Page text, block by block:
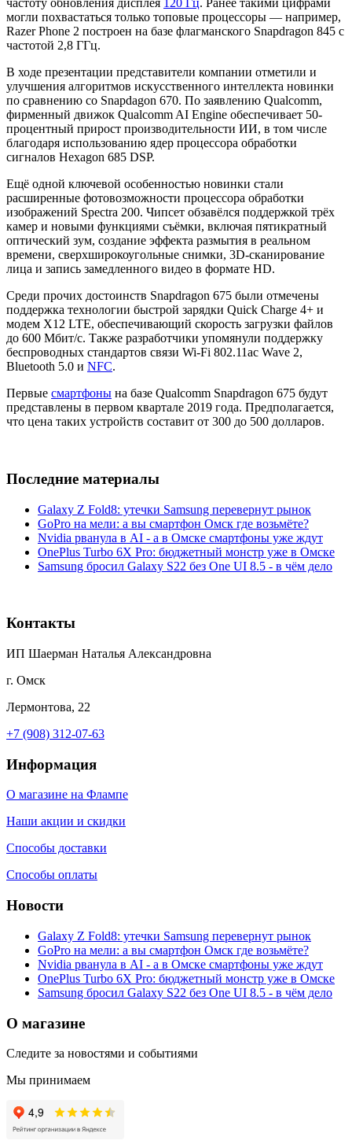
частоту обновления дисплея 120 Гц. Ранее такими цифрами
могли похвастаться только топовые процессоры — например,
Razer Phone 2 построен на базе флагманского Snapdragon 845 с
частотой 2,8 ГГц.
В ходе презентации представители компании отметили и
улучшения алгоритмов искусственного интеллекта новинки
по сравнению со Snapdagon 670. По заявлению Qualcomm,
фирменный движок Qualcomm AI Engine обеспечивает 50-
процентный прирост производительности ИИ, в том числе
благодаря использованию ядер процессора обработки
сигналов Hexagon 685 DSP.
Ещё одной ключевой особенностью новинки стали
расширенные фотовозможности процессора обработки
изображений Spectra 200. Чипсет обзавёлся поддержкой трёх
камер и новыми функциями съёмки, включая пятикратный
оптический зум, создание эффекта размытия в реальном
времени, сверхширокоугольные снимки, 3D-сканирование
лица и запись замедленного видео в формате HD.
Среди прочих достоинств Snapdragon 675 были отмечены
поддержка технологии быстрой зарядки Quick Charge 4+ и
модем X12 LTE, обеспечивающий скорость загрузки файлов
до 600 Мбит/с. Также разработчики упомянули поддержку
беспроводных стандартов связи Wi-Fi 802.11ac Wave 2,
Bluetooth 5.0 и NFC.
Первые смартфоны на базе Qualcomm Snapdragon 675 будут
представлены в первом квартале 2019 года. Предполагается,
что цена таких устройств составит от 300 до 500 долларов.
Последние материалы
Galaxy Z Fold8: утечки Samsung перевернут рынок
GoPro на мели: а вы смартфон Омск где возьмёте?
Nvidia рванула в AI - а в Омске смартфоны уже ждут
OnePlus Turbo 6X Pro: бюджетный монстр уже в Омске
Samsung бросил Galaxy S22 без One UI 8.5 - в чём дело
Контакты
ИП Шаерман Наталья Александровна
г. Омск
Лермонтова, 22
+7 (908) 312-07-63
Информация
О магазине на Флампе
Наши акции и скидки
Способы доставки
Способы оплаты
Новости
Galaxy Z Fold8: утечки Samsung перевернут рынок
GoPro на мели: а вы смартфон Омск где возьмёте?
Nvidia рванула в AI - а в Омске смартфоны уже ждут
OnePlus Turbo 6X Pro: бюджетный монстр уже в Омске
Samsung бросил Galaxy S22 без One UI 8.5 - в чём дело
О магазине
Следите за новостями и событиями
Мы принимаем